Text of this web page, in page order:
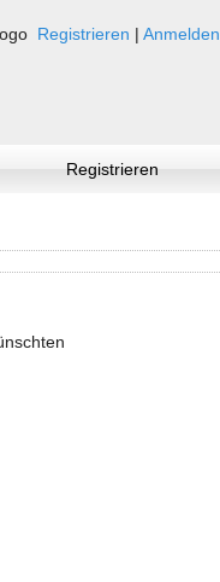
Registrieren | Anmelden
Registrieren